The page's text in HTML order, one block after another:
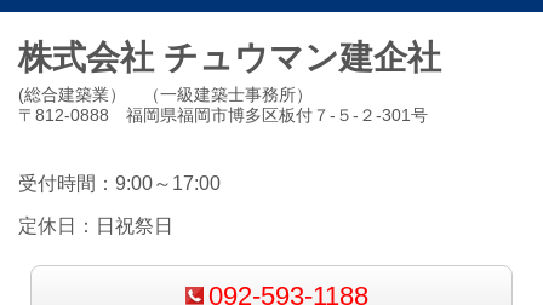
株式会社 チュウマン建企社
(総合建築業） （一級建築士事務所）
〒812-0888 福岡県福岡市博多区板付７-５-２-301号
受付時間：9:00～17:00
定休日：日祝祭日
092-593-1188